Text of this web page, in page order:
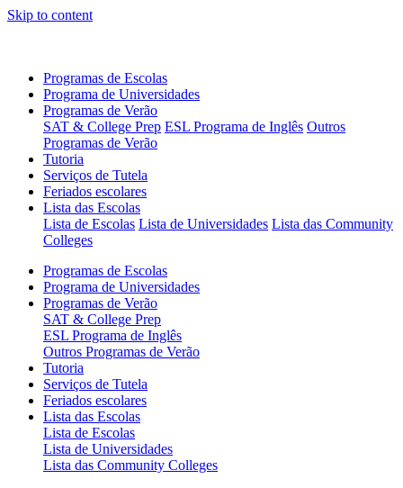
Skip to content
Programas de Escolas
Programa de Universidades
Programas de Verão
SAT & College Prep ESL Programa de Inglês Outros
Programas de Verão
Tutoria
Serviços de Tutela
Feriados escolares
Lista das Escolas
Lista de Escolas Lista de Universidades Lista das Community
Colleges
Programas de Escolas
Programa de Universidades
Programas de Verão
SAT & College Prep
ESL Programa de Inglês
Outros Programas de Verão
Tutoria
Serviços de Tutela
Feriados escolares
Lista das Escolas
Lista de Escolas
Lista de Universidades
Lista das Community Colleges